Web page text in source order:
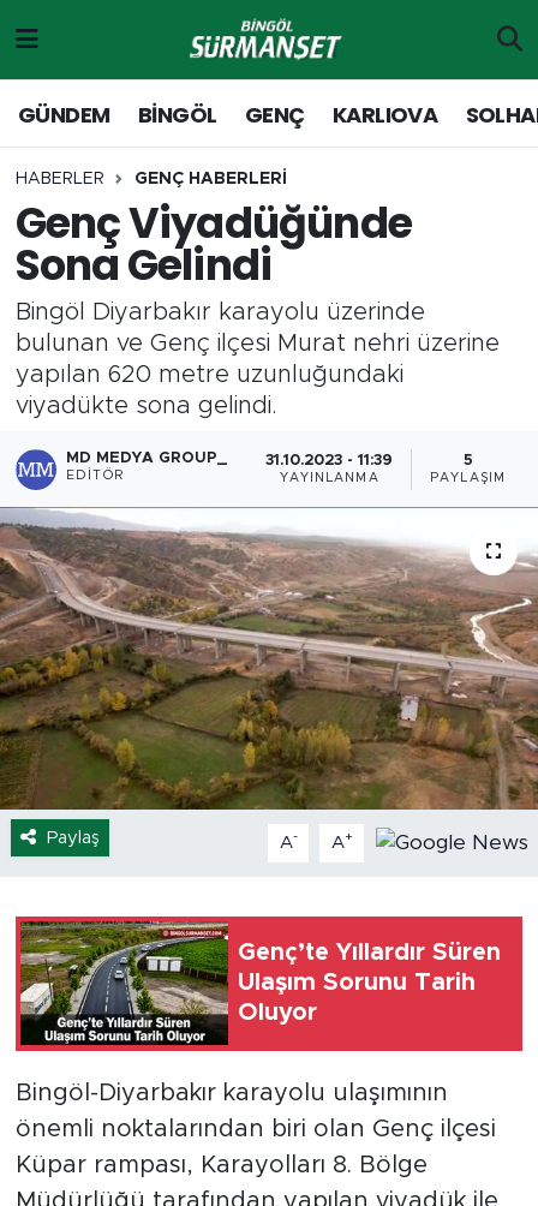
GÜNDEM BİNGÖL GENÇ KARLIOVA
HABERLER GENÇ HABERLERİ
Genç Viyadüğünde
Sona Gelindi
Bingöl Diyarbakır karayolu üzerinde
bulunan ve Genç ilçesi Murat nehri üzerine
yapılan 620 metre uzunluğundaki
viyadükte sona gelindi.
MD MEDYA GROUP_
EDITÖR
31.10.2023 - 11:39
YAYINLANMA
5
PAYLAŞIM
Paylaş A- A+
Genç’te Yıllardır Süren
Ulaşım Sorunu Tarih
Oluyor
Bingöl-Diyarbakır karayolu ulaşımının
önemli noktalarından biri olan Genç ilçesi
Küpar rampası, Karayolları 8. Bölge
Müdürlüğü tarafından yapılan viyadük ile
Genç
Solhan
Karlıova
Adaklı-Kiğı
Yayladere-Yedisu
MD Prestij Dergisi
Siyaset
Spor
Yaşam
Sağlık
Eğitim
Ekonomi
Tavz Der
Bingöl Kaza Haberleri
Merkez Hava Durumu
Merkez Trafik Yoğunluk Haritası
Süper Lig Puan Durumu ve Fikstür
Tüm Manşetler
Son Dakika Haberleri
Haber Arşivi